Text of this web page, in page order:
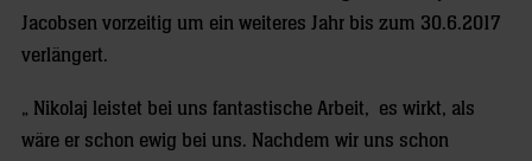
Jacobsen vorzeitig um ein weiteres Jahr bis zum 30.6.2017
verlängert.
„ Nikolaj leistet bei uns fantastische Arbeit, es wirkt, als
wäre er schon ewig bei uns. Nachdem wir uns schon